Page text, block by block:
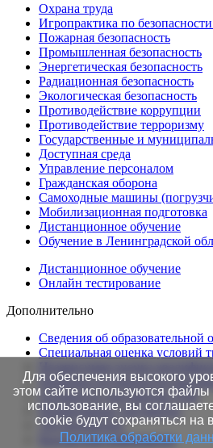
Охрана труда
Игропрактика по
Пожарная безопасность
Промышленная безопасность
Энергетическая безопасность
Радиационная безопасность
Экологическая безопасность
Противодействие коррупции
Противодействие терроризму
Государственные и
Доступная среда
Управление персоналом
Гражданская оборона
Самоходные машины
Мобилизационная подготовка
Дистанционное обучение
Обучение в Ленинградской
Дистанционное обучение
Онлайн тестирование
Дополнительно
Сведения об образовательной
Cпециальная оценка условий
Проверка подлинности
Готовность документов ТАК
Нормативные документы
Это интересно!
Контактная информация
Для обеспечения высокого
этом сайте используются
использование, вы
cookie будут сохраняться
Политика обработки